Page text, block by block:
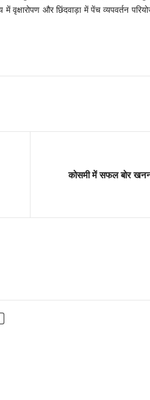
वृक्षारोपण और छिंदवाड़ा में पेंच व्यपवर्तन
कोसमी में सफल बोर